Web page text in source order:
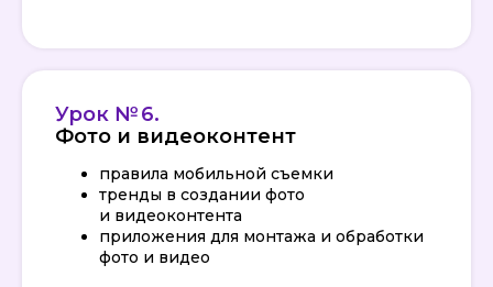
Урок № 6.
Фото и видеоконтент
правила мобильной съемки
тренды в создании фото
и видеоконтента
приложения для монтажа и обработки
фото и видео
Получите бесплатный доступ
к первому уроку на 3 дня!
Познакомьтесь с работой SMM-
специалиста и протестируйте курс!